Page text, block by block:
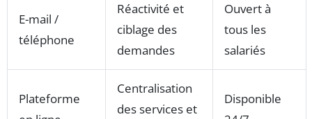
E-mail /
téléphone
Réactivité et
ciblage des
demandes
Ouvert à
tous les
salariés
Plateforme
Centralisation
des services et
Disponible